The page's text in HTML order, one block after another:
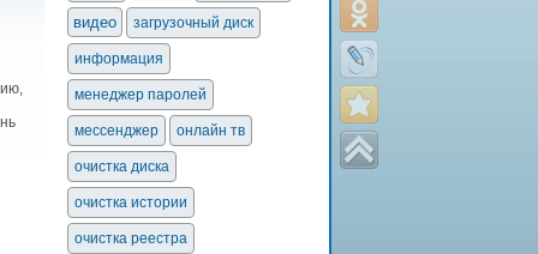
видео загрузочный диск
информация
менеджер паролей
мессенджер онлайн тв
очистка диска
очистка истории
очистка реестра